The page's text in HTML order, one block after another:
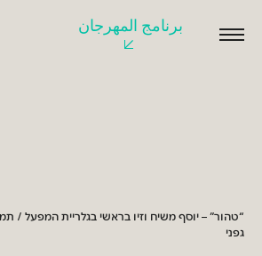
برنامج المهرجان
“טהור” – יוסף משיח וזיו בראשי בגלריית המפעל /
גפני